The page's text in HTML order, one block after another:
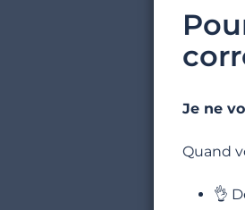
Je ne
Quand
👌